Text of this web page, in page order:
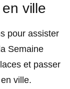
ville
pour assister
Semaine
et passer
ville.